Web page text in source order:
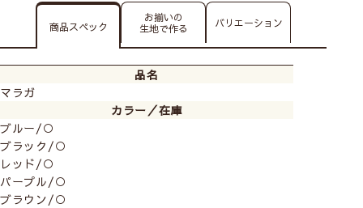
大きめサイズのファブリックパネルなので、インパクト
があり、大胆な模様替えにはピッタリです。
リビングなどの広いお部屋におすすめです。
商品スペック
お揃いの
生地で作る
バリエーション
品名
マラガ
カラー／在庫
ブルー/○
ブラック/○
レッド/○
パープル/○
ブラウン/○